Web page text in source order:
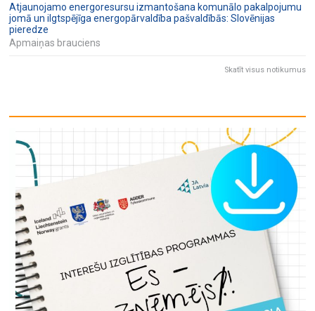
Atjaunojamo energoresursu izmantošana komunālo pakalpojumu
jomā un ilgtspējīga energopārvaldība pašvaldībās: Slovēnijas
pieredze
Apmaiņas brauciens
Skatīt visus notikumus